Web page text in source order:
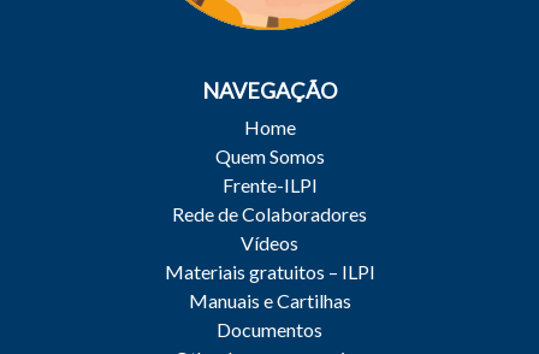
NAVEGAÇÃO
Home
Quem Somos
Frente-ILPI
Rede de Colaboradores
Vídeos
Materiais gratuitos – ILPI
Manuais e Cartilhas
Documentos